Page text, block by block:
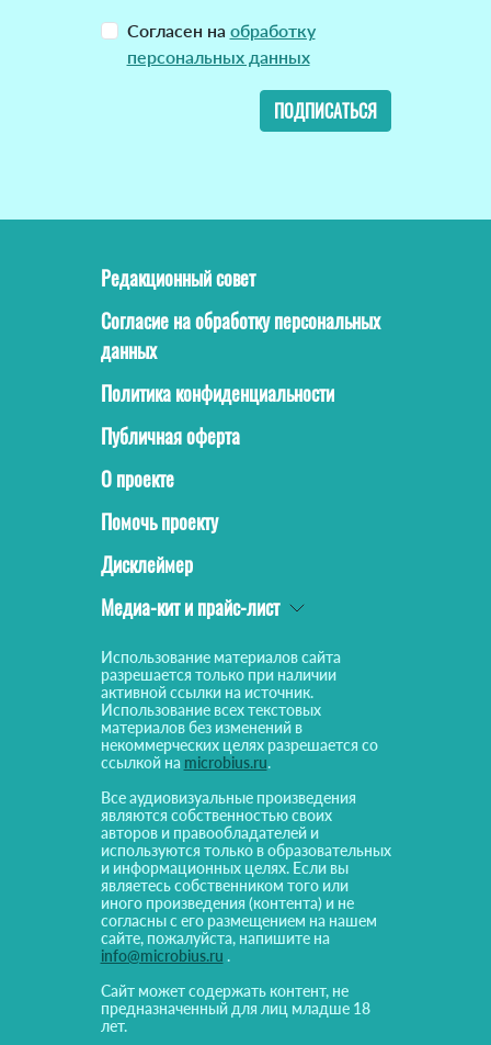
Согласен на обработку
персональных данных
ПОДПИСАТЬСЯ
Редакционный совет
Согласие на обработку персональных
данных
Политика конфиденциальности
Публичная оферта
О проекте
Помочь проекту
Дисклеймер
Медиа-кит и прайс-лист
Использование материалов сайта
разрешается только при наличии
активной ссылки на источник.
Использование всех текстовых
материалов без изменений в
некоммерческих целях разрешается со
ссылкой на microbius.ru.
Все аудиовизуальные произведения
являются собственностью своих
авторов и правообладателей и
используются только в образовательных
и информационных целях. Если вы
являетесь собственником того или
иного произведения (контента) и не
согласны с его размещением на нашем
сайте, пожалуйста, напишите на
info@microbius.ru .
Сайт может содержать контент, не
предназначенный для лиц младше 18
лет.